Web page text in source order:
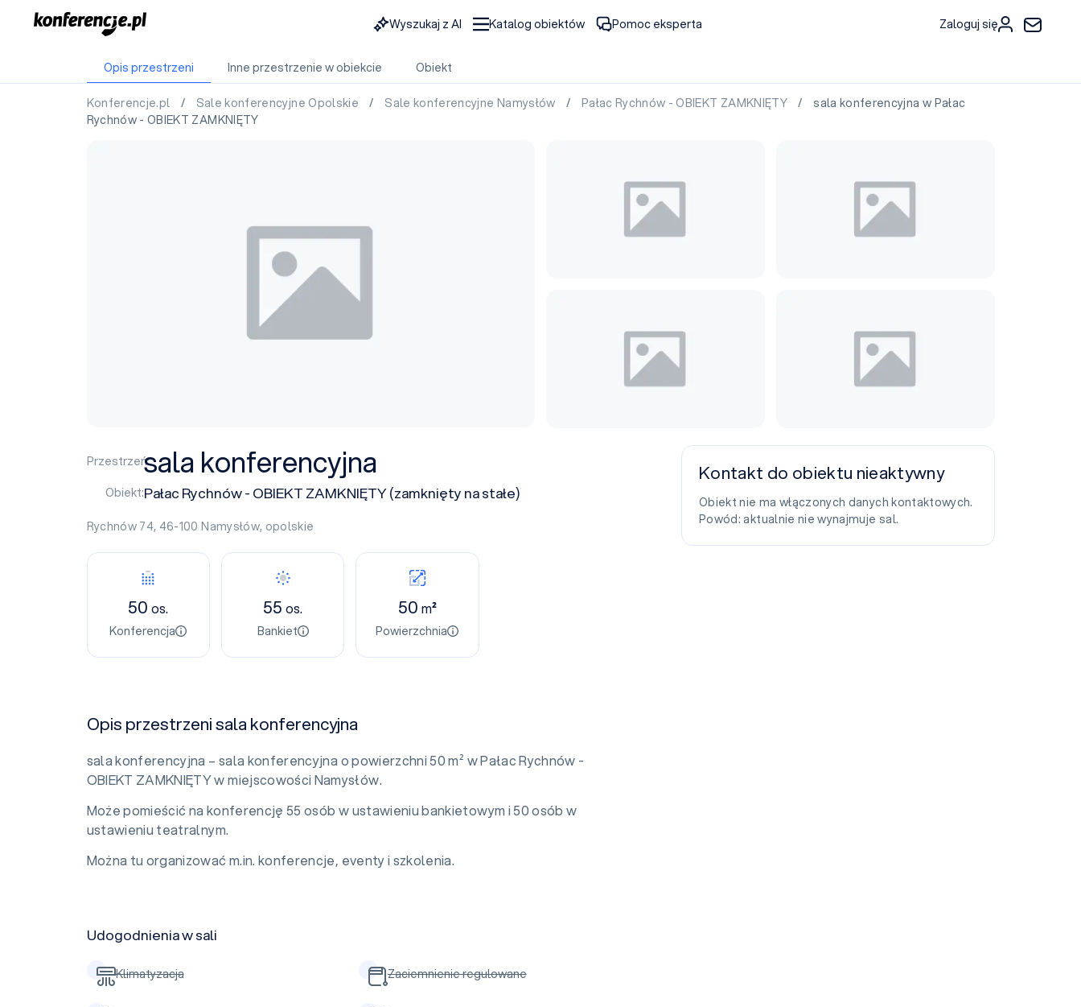
Wyszukaj z AI Katalog obiektów Pomoc eksperta Zaloguj się
Opis przestrzeni Inne przestrzenie w obiekcie Obiekt
Konferencje.pl / Sale konferencyjne Opolskie / Sale konferencyjne Namysłów / Pałac Rychnów - OBIEKT ZAMKNIĘTY
/ sala konferencyjna w Pałac
Rychnów - OBIEKT ZAMKNIĘTY
Przestrzeń:sala konferencyjna
Obiekt:Pałac Rychnów - OBIEKT ZAMKNIĘTY (zamknięty na stałe)
Rychnów 74, 46-100Namysłów, opolskie
50os.
Konferencja
55os.
Bankiet
50 m²
Powierzchnia
Opis przestrzeni sala konferencyjna
sala konferencyjna – sala konferencyjna o powierzchni 50 m² w Pałac Rychnów -
OBIEKT ZAMKNIĘTY w miejscowości Namysłów.
Może pomieścić na konferencję 55 osób w ustawieniu bankietowym i 50 osób w
ustawieniu teatralnym.
Można tu organizować m.in. konferencje, eventy i szkolenia.
Udogodnienia w sali
Klimatyzacja Zaciemnienie regulowane
Kontakt do obiektu nieaktywny
Obiekt nie ma włączonych danych kontaktowych.
Powód: aktualnie nie wynajmuje sal.